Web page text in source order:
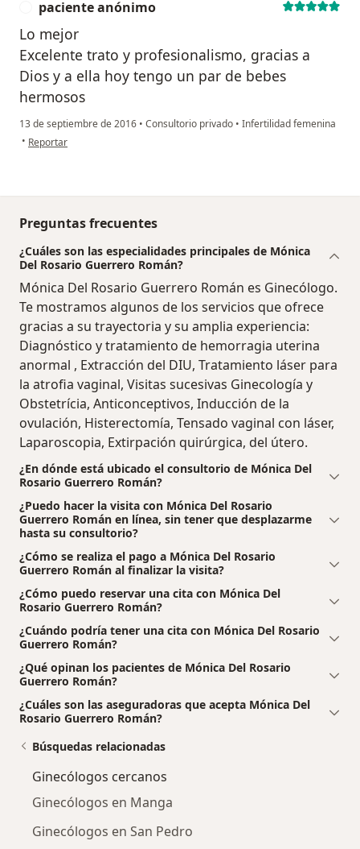
paciente anónimo
Lo mejor
Excelente trato y profesionalismo, gracias a
Dios y a ella hoy tengo un par de bebes
hermosos
13 de septiembre de 2016 • Consultorio privado • Infertilidad femenina
• en opinión del usuario paciente anónimo
Reportar
Preguntas frecuentes
¿Cuáles son las especialidades principales de Mónica
Del Rosario Guerrero Román?
Mónica Del Rosario Guerrero Román es Ginecólogo.
Te mostramos algunos de los servicios que ofrece
gracias a su trayectoria y su amplia experiencia:
Diagnóstico y tratamiento de hemorragia uterina
anormal , Extracción del DIU, Tratamiento láser para
la atrofia vaginal, Visitas sucesivas Ginecología y
Obstetrícia, Anticonceptivos, Inducción de la
ovulación, Histerectomía, Tensado vaginal con láser,
Laparoscopia, Extirpación quirúrgica, del útero.
¿En dónde está ubicado el consultorio de Mónica Del
Rosario Guerrero Román?
¿Puedo hacer la visita con Mónica Del Rosario
Guerrero Román en línea, sin tener que desplazarme
hasta su consultorio?
¿Cómo se realiza el pago a Mónica Del Rosario
Guerrero Román al finalizar la visita?
¿Cómo puedo reservar una cita con Mónica Del
Rosario Guerrero Román?
¿Cuándo podría tener una cita con Mónica Del Rosario
Guerrero Román?
¿Qué opinan los pacientes de Mónica Del Rosario
Guerrero Román?
¿Cuáles son las aseguradoras que acepta Mónica Del
Rosario Guerrero Román?
Búsquedas relacionadas
Ginecólogos cercanos
Ginecólogos en Manga
Ginecólogos en San Pedro